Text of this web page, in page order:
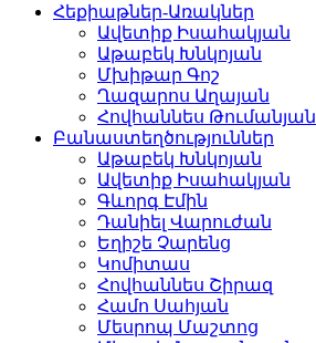
Հեքիաթներ-Առակներ
Ավետիք Իսահակյան
Աթաբեկ Խնկոյան
Մխիթար Գոշ
Ղազարոս Աղայան
Հովհաննես Թումանյան
Բանաստեղծություններ
Աթաբեկ Խնկոյան
Ավետիք Իսահակյան
Գևորգ Էմին
Դանիել Վարուժան
Եղիշե Չարենց
Կոմիտաս
Հովհաննես Շիրազ
Համո Սահյան
Մեսրոպ Մաշտոց